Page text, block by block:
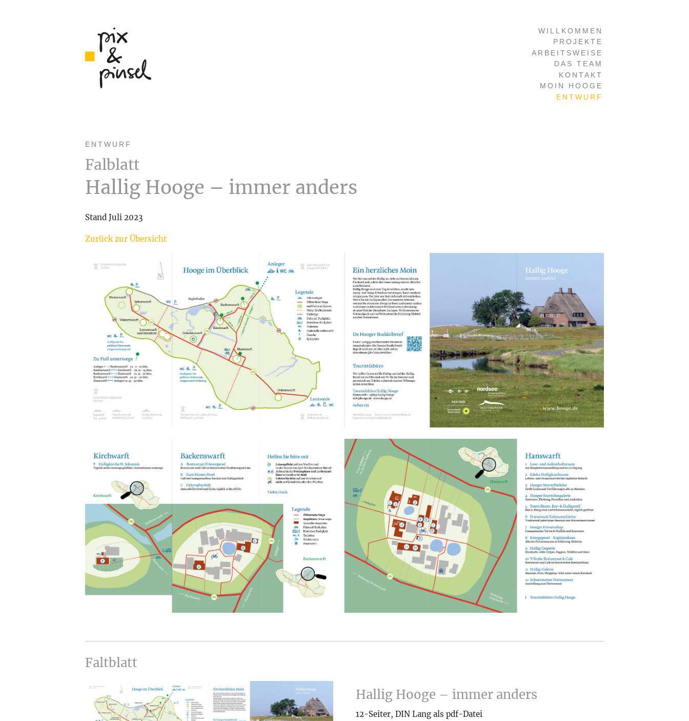
WILLKOMMEN
PROJEKTE
ARBEITSWEISE
DAS TEAM
KONTAKT
MOIN HOOGE
ENTWURF
ENTWURF
Falblatt
Hallig Hooge – immer anders
Stand Juli 2023
Zurück zur Übersicht
Faltblatt
Hallig Hooge – immer anders
12-Seiter, DIN Lang als pdf-Datei